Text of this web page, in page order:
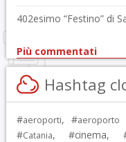
402esimo “Festino” di
Più commentati
Hashtag
#aeroporti, #aeroporto
#Catania, #cinema,